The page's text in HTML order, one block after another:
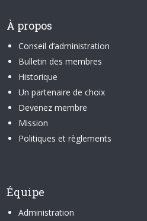
À propos
Conseil d’administration
Bulletin des membres
Historique
Un partenaire de choix
Devenez membre
Mission
Politiques et règlements
Équipe
Administration